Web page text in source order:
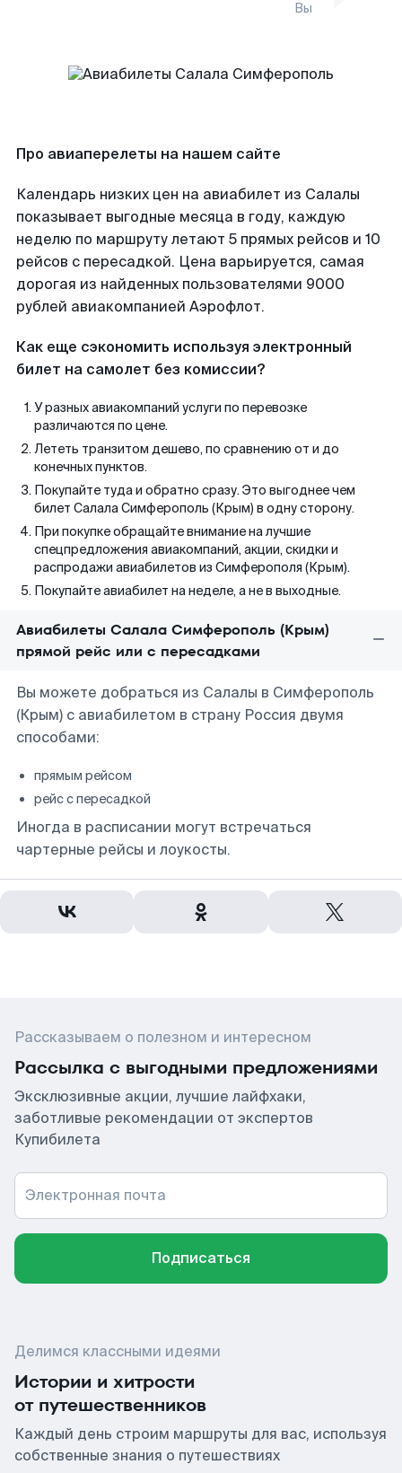
Вы
Про авиаперелеты на нашем сайте
Календарь низких цен на авиабилет из Салалы
показывает выгодные месяца в году, каждую
неделю по маршруту летают 5 прямых рейсов и 10
рейсов с пересадкой. Цена варьируется, самая
дорогая из найденных пользователями 9000
рублей авиакомпанией Аэрофлот.
Как еще сэкономить используя электронный
билет на самолет без комиссии?
У разных авиакомпаний услуги по перевозке
различаются по цене.
Лететь транзитом дешево, по сравнению от и до
конечных пунктов.
Покупайте туда и обратно сразу. Это выгоднее чем
билет Салала Симферополь (Крым) в одну сторону.
При покупке обращайте внимание на лучшие
спецпредложения авиакомпаний, акции, скидки и
распродажи авиабилетов из Симферополя (Крым).
Покупайте авиабилет на неделе, а не в выходные.
Авиабилеты Салала Симферополь (Крым)
прямой рейс или с пересадками
Вы можете добраться из Салалы в Симферополь
(Крым) с авиабилетом в страну Россия двумя
способами:
прямым рейсом
рейс с пересадкой
Иногда в расписании могут встречаться
чартерные рейсы и лоукосты.
Рассказываем о полезном и интересном
Рассылка с выгодными предложениями
Эксклюзивные акции, лучшие лайфхаки,
заботливые рекомендации от экспертов
Купибилета
Электронная почта
Подписаться
Делимся классными идеями
Истории и хитрости
от путешественников
Каждый день строим маршруты для вас, используя
собственные знания о путешествиях